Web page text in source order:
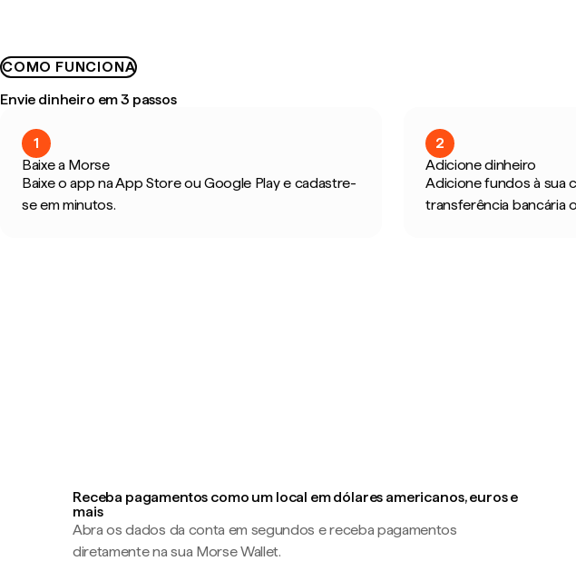
COMO FUNCIONA
Envie dinheiro em 3 passos
1
Baixe a Morse
Baixe o app na App Store ou Google Play e cadastre-
se em minutos.
2
Adicione dinheiro
Adicione fundos à sua
transferência bancária
Receba pagamentos como um local em dólares americanos, euros e
mais
Abra os dados da conta em segundos e receba pagamentos
diretamente na sua Morse Wallet.